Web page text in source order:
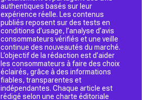
authentiques basés sur leur
expérience réelle. Les contenus
publiés reposent sur des tests en
conditions d’usage, l’analyse d’avis
consommateurs vérifiés et une veille
continue des nouveautés du marché.
L’objectif de la rédaction est d’aider
les consommateurs à faire des choix
éclairés, grâce à des informations
fiables, transparentes et
indépendantes. Chaque article est
rédigé selon une charte éditoriale